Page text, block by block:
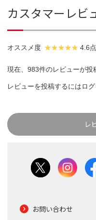
カスタマーレビ
オススメ度 4.6点
現在、983件のレビューが投
レビューを投稿するにはロ
レ
お問い合わせ